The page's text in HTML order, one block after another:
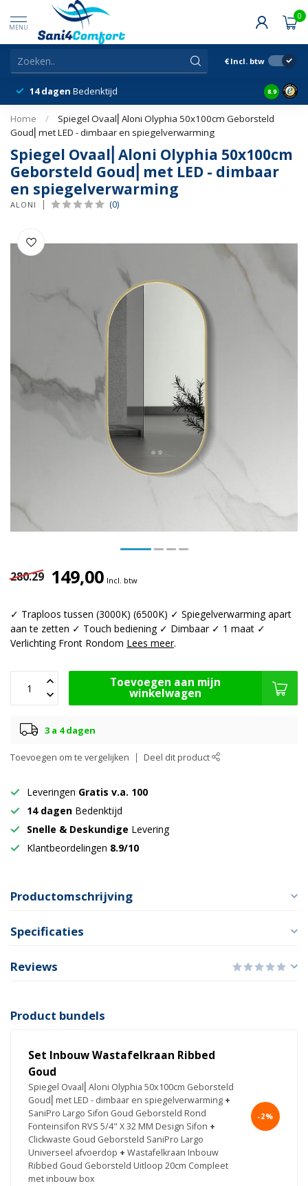
MENU
0
€ Incl. btw
14 dagen Bedenktijd Snelle
8.9
Home /
Spiegel Ovaal⎢Aloni Olyphia 50x100cm Geborsteld
Goud⎢met LED - dimbaar en spiegelverwarming
Spiegel Ovaal⎢Aloni Olyphia 50x100cm
Geborsteld Goud⎢met LED - dimbaar
en spiegelverwarming
ALONI (0)
280.29 149,00 Incl. btw
✓ Traploos tussen (3000K) (6500K) ✓ Spiegelverwarming apart
aan te zetten ✓ Touch bediening ✓ Dimbaar ✓ 1 maat ✓
Verlichting Front Rondom Lees meer.
Toevoegen aan mijn
winkelwagen
3 a 4 dagen
Toevoegen om te vergelijken Deel dit product
Leveringen Gratis v.a. 100
14 dagen Bedenktijd
Snelle & Deskundige Levering
Klantbeordelingen 8.9/10
Productomschrijving
Specificaties
Reviews
Product bundels
Set Inbouw Wastafelkraan Ribbed
Goud
Spiegel Ovaal⎢Aloni Olyphia 50x100cm Geborsteld
Goud⎢met LED - dimbaar en spiegelverwarming +
SaniPro Largo Sifon Goud Geborsteld Rond
Fonteinsifon RVS 5/4" X 32 MM Design Sifon +
Clickwaste Goud Geborsteld SaniPro Largo
Universeel afvoerdop + Wastafelkraan Inbouw
Ribbed Goud Geborsteld Uitloop 20cm Compleet
met inbouw box
-2%